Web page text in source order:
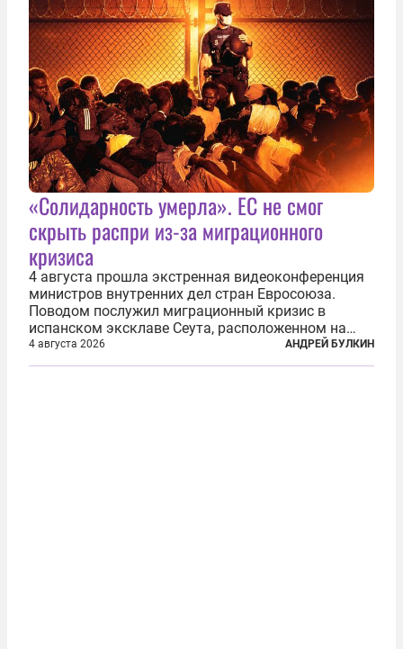
«Солидарность умерла». ЕС не смог
скрыть распри из-за миграционного
кризиса
4 августа прошла экстренная видеоконференция
министров внутренних дел стран Евросоюза.
Поводом послужил миграционный кризис в
испанском эксклаве Сеута, расположенном на
северном побережье Африки. В конце июля
границу между Марокко и испанской территорией
4 августа 2026 АНДРЕЙ БУЛКИН